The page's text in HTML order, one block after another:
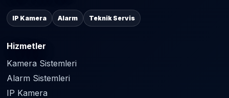
IP Kamera Alarm Teknik Servis
Hizmetler
Kamera Sistemleri
Alarm Sistemleri
IP Kamera